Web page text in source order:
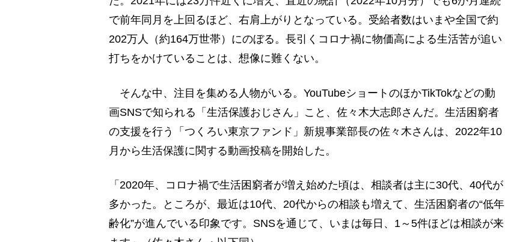
で前年同月を上回るほど、右肩上がりとなっている。受給者数はいまや全国で約
202万人（約164万世帯）にのぼる。長引くコロナ禍に物価高による生活苦が追い
打ちをかけていることは、想像に難くない。
そんな中、注目を集める人物がいる。YouTubeショートのほかTikTokなどの動
画SNSで知られる「生活保護おじさん」こと、佐々木大志郎さんだ。生活困窮者
の支援を行う「つくろい東京ファンド」新規事業部長の佐々木さんは、2022年10
月から生活保護に関する動画投稿を開始した。
「2020年、コロナ禍で生活困窮者が増え始めた頃は、相談者は主に30代、40代が
多かった。ところが、最近は10代、20代からの相談も増えて、生活困窮者の“低年
齢化”が進んでいる印象です。SNSを通じて、いまは毎日、1～5件ほどは相談が来